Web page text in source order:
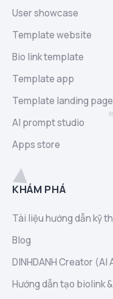
User showcase
Template website
Bio link template
Template app
Template landing page
AI prompt studio
Apps store
KHÁM PHÁ
Tài liệu hướng dẫn kỹ
Blog
DINHDANH Creator (AI
Hướng dẫn tạo biolink